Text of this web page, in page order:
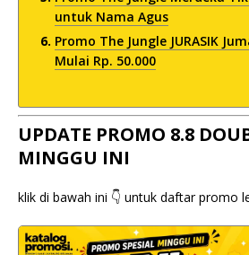
untuk Nama Agus
Promo The Jungle JURASIK
Mulai Rp. 50.000
UPDATE PROMO 8.8
MINGGU INI
klik di bawah ini 👇 untuk daftar promo